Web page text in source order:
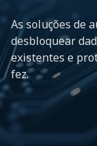
As soluções de
desbloquear
existentes e
fez.